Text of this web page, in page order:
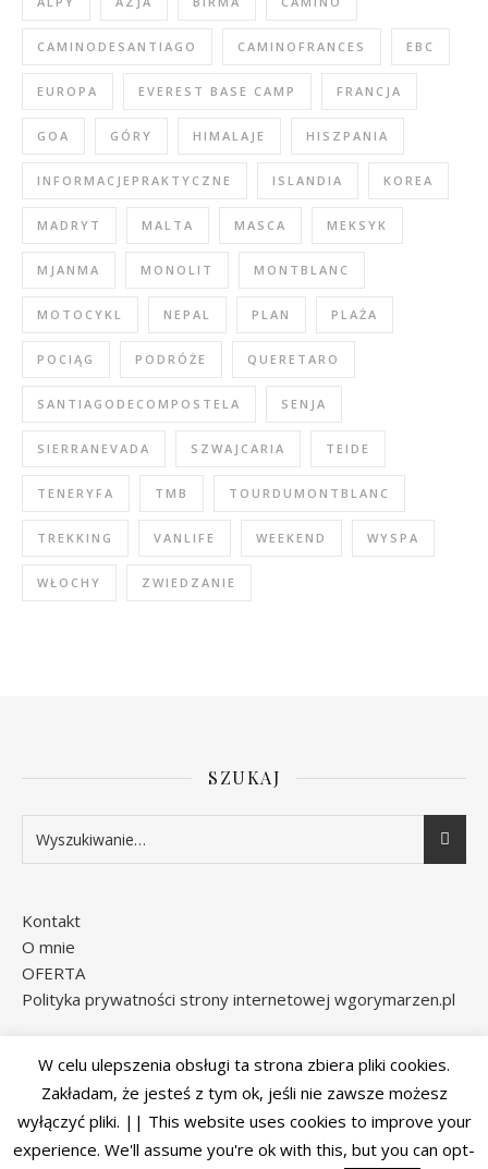
CAMINODESANTIAGO CAMINOFRANCES EBC
EUROPA EVEREST BASE CAMP FRANCJA
GOA GÓRY HIMALAJE HISZPANIA
INFORMACJEPRAKTYCZNE ISLANDIA KOREA
MADRYT MALTA MASCA MEKSYK
MJANMA MONOLIT MONTBLANC
MOTOCYKL NEPAL PLAN PLAŻA
POCIĄG PODRÓŻE QUERETARO
SANTIAGODECOMPOSTELA SENJA
SIERRANEVADA SZWAJCARIA TEIDE
TENERYFA TMB TOURDUMONTBLANC
TREKKING VANLIFE WEEKEND WYSPA
WŁOCHY ZWIEDZANIE
SZUKAJ
Kontakt
O mnie
OFERTA
Polityka prywatności strony internetowej wgorymarzen.pl
InstagramFacebook
W celu ulepszenia obsługi ta strona zbiera pliki cookies.
Zakładam, że jesteś z tym ok, jeśli nie zawsze możesz
wyłączyć pliki. || This website uses cookies to improve your
experience. We'll assume you're ok with this, but you can opt-